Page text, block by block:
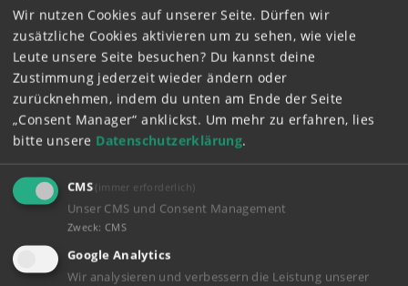
14:34
Eine schöne Geschichte😵 Wie
traurig😪 Aber einfach zauberhaft
😇
flammelinchen
Schöne Geschichte
Wir nutzen Cookies auf unserer Seite. Dürfen wir
zusätzliche Cookies aktivieren um zu sehen, wie viele
Leute unsere Seite besuchen? Du kannst deine
Zustimmung jederzeit wieder ändern oder
zurücknehmen, indem du unten am Ende der Seite
„Consent Manager“ anklickst. Um mehr zu erfahren, lies
bitte unsere Datenschutzerklärung.
CMS (immer erforderlich)
Unser CMS und Consent Management
Zweck: CMS
Google Analytics
Wir analysieren und verbessern die Leistung unserer